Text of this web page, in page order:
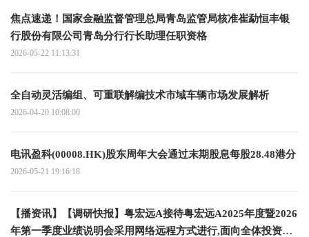
焦点速递！国家金融监督管理总局青岛监管局核准崔勐恒丰银
行股份有限公司青岛分行行长助理任职资格
2026-05-22 11:13:31
全自动灵活编组、可重联解编技术市域车辆市场发展解析
2026-04-20 10:08:00
电讯盈科(00008.HK)股东周年大会通过末期股息每股28.48港分
2026-05-21 19:16:18
【播资讯】【调研快报】粤宏远A接待粤宏远A2025年度暨2026
年第一季度业绩说明会采用网络远程方式进行,面向全体投资者